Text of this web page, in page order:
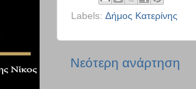
Labels: Δήμος Κατερίνης
Νεότερη ανάρτηση